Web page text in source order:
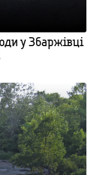
у Збаржівці